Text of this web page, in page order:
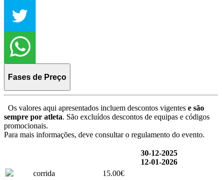
Fases de Preço
Os valores aqui apresentados incluem descontos vigentes e são
sempre por atleta. São excluídos descontos de equipas e códigos
promocionais.
Para mais informações, deve consultar o regulamento do evento.
30-12-2025
12-01-2026
corrida
15.00€